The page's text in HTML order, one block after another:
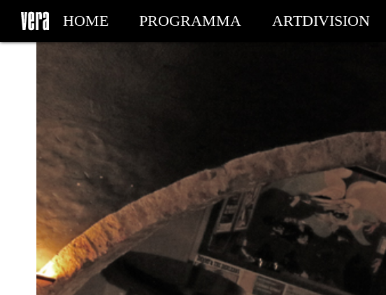
HOME PROGRAMMA ARTDIVISION